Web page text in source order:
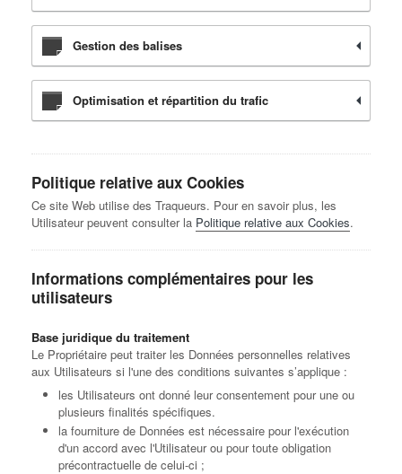
Gestion des balises
Optimisation et répartition du trafic
Politique relative aux Cookies
Ce site Web utilise des Traqueurs. Pour en savoir plus, les
Utilisateur peuvent consulter la Politique relative aux Cookies.
Informations complémentaires pour les
utilisateurs
Base juridique du traitement
Le Propriétaire peut traiter les Données personnelles relatives
aux Utilisateurs si l'une des conditions suivantes s’applique :
les Utilisateurs ont donné leur consentement pour une ou
plusieurs finalités spécifiques.
la fourniture de Données est nécessaire pour l'exécution
d'un accord avec l'Utilisateur ou pour toute obligation
précontractuelle de celui-ci ;